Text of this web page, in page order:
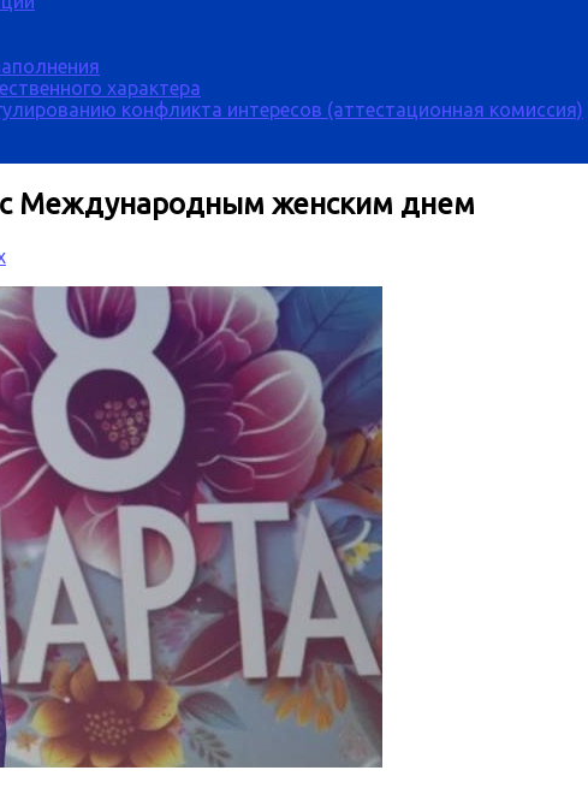
характера
конфликта интересов (аттестационная комиссия)
с Международным женским днем